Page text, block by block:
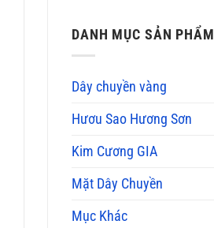
DANH MỤC SẢN PHẨM
Dây chuyền vàng
Hươu Sao Hương Sơn
Kim Cương GIA
Mặt Dây Chuyền
Mục Khác